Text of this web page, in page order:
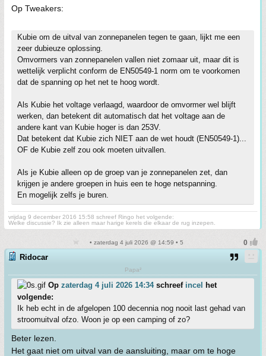
Op Tweakers:
Kubie om de uitval van zonnepanelen tegen te gaan, lijkt me een
zeer dubieuze oplossing.
Omvormers van zonnepanelen vallen niet zomaar uit, maar dit is
wettelijk verplicht conform de EN50549-1 norm om te voorkomen
dat de spanning op het net te hoog wordt.
Als Kubie het voltage verlaagd, waardoor de omvormer wel blijft
werken, dan betekent dit automatisch dat het voltage aan de
andere kant van Kubie hoger is dan 253V.
Dat betekent dat Kubie zich NIET aan de wet houdt (EN50549-1)...
OF de Kubie zelf zou ook moeten uitvallen.
Als je Kubie alleen op de groep van je zonnepanelen zet, dan
krijgen je andere groepen in huis een te hoge netspanning.
En mogelijk zelfs je buren.
vrijdag 9 december 2016 15:58 schreef Ringo het volgende:
Welke discussie? Ik zie alleen maar harige kerels die elkaar de rug inzepen.
• zaterdag 4 juli 2026 @ 14:59 • 5
Ridocar
Papa²
Op zaterdag 4 juli 2026 14:34schreef incel
het
volgende:
Ik heb echt in de afgelopen 100 decennia nog nooit last gehad van
stroomuitval ofzo. Woon je op een camping of zo?
Beter lezen.
Het gaat niet om uitval van de aansluiting, maar om te hoge